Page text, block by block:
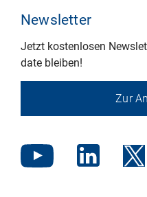
Newsletter
Jetzt kostenlosen
date bleiben!
Zur